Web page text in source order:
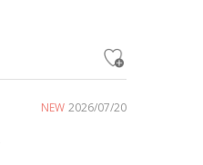
NEW 2026/07/20